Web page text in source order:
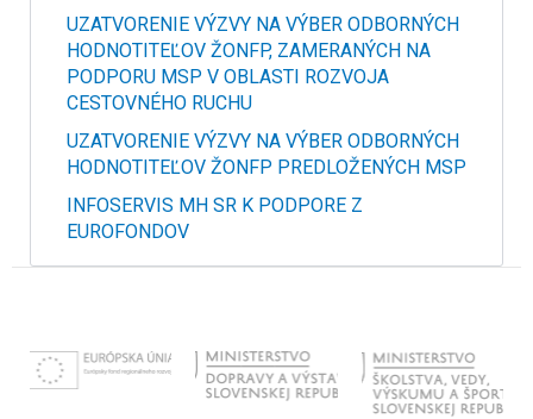
UZATVORENIE VÝZVY NA VÝBER ODBORNÝCH
HODNOTITEĽOV ŽONFP, ZAMERANÝCH NA
PODPORU MSP V OBLASTI ROZVOJA
CESTOVNÉHO RUCHU
UZATVORENIE VÝZVY NA VÝBER ODBORNÝCH
HODNOTITEĽOV ŽONFP PREDLOŽENÝCH MSP
INFOSERVIS MH SR K PODPORE Z
EUROFONDOV